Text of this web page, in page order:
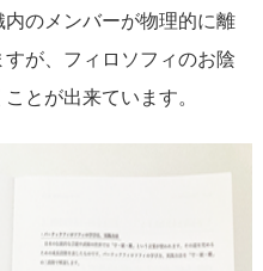
のメンバーが物理的に離
が、フィロソフィのお陰
とが出来ています。